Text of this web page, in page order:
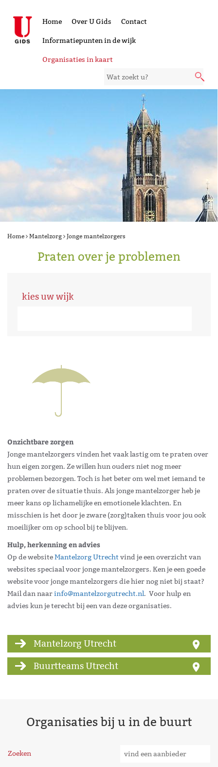
Home Over U Gids Contact
Informatiepunten in de wijk
Organisaties in kaart
Home Mantelzorg Jonge mantelzorgers
Praten over je problemen
kies uw wijk
Onzichtbare zorgen
Jonge mantelzorgers vinden het vaak lastig om te praten over
hun eigen zorgen. Ze willen hun ouders niet nog meer
problemen bezorgen. Toch is het beter om wel met iemand te
praten over de situatie thuis. Als jonge mantelzorger heb je
meer kans op lichamelijke en emotionele klachten. En
misschien is het door je zware (zorg)taken thuis voor jou ook
moeilijker om op school bij te blijven.
Hulp, herkenning en advies
Op de websiteMantelzorg Utrecht vind je een overzicht van
websites speciaal voor jonge mantelzorgers. Ken je een goede
website voor jonge mantelzorgers die hier nog niet bij staat?
Mail dan naarinfo@mantelzorgutrecht.nl. Voor hulp en
advies kun je terecht bij een van deze organisaties.
Mantelzorg Utrecht
Buurtteams Utrecht
Organisaties bij u in de buurt
Zoeken